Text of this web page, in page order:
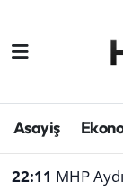
Asayiş
22:11 MHP Aydın
Çevre
Aydın
Süper